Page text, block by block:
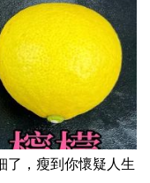
了，瘦到你懷疑人生